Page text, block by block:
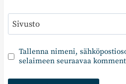
Sivusto
Tallenna nimeni,
selaimeen seuraavaa